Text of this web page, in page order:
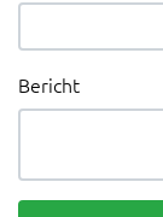
Bericht